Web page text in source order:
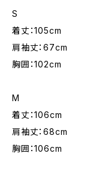
S
着丈：105cm
肩袖丈：67cm
胸囲：102cm
M
着丈：106cm
肩袖丈：68cm
胸囲：106cm